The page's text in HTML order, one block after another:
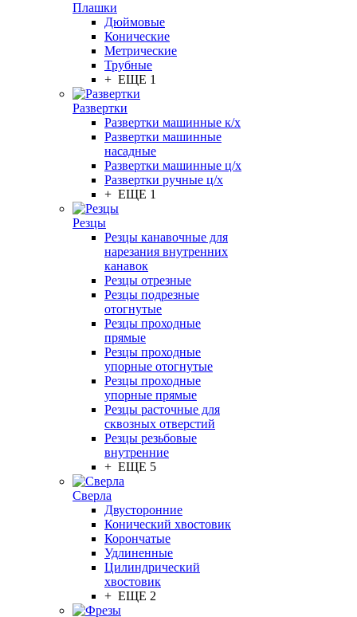
Плашки
Дюймовые
Конические
Метрические
Трубные
+ ЕЩЕ 1
Развертки
Развертки машинные к/х
Развертки машинные
насадные
Развертки машинные ц/х
Развертки ручные ц/х
+ ЕЩЕ 1
Резцы
Резцы канавочные для
нарезания внутренних
канавок
Резцы отрезные
Резцы подрезные
отогнутые
Резцы проходные
прямые
Резцы проходные
упорные отогнутые
Резцы проходные
упорные прямые
Резцы расточные для
сквозных отверстий
Резцы резьбовые
внутренние
+ ЕЩЕ 5
Сверла
Двусторонние
Конический хвостовик
Корончатые
Удлиненные
Цилиндрический
хвостовик
+ ЕЩЕ 2